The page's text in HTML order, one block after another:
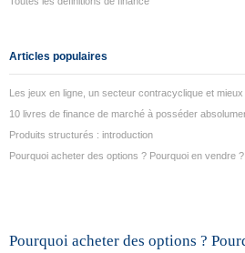
Articles populaires
Les jeux en ligne, un secteur contracyclique et
10 livres de finance de marché à posséder
Produits structurés : introduction
Pourquoi acheter des options ? Pourquoi en vendre ?
Pourquoi acheter des options ?